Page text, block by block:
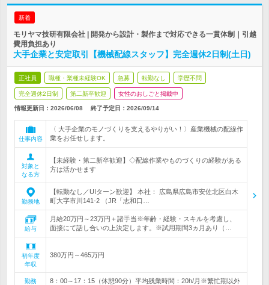
新着
モリヤマ技研有限会社 | 開発から設計・製作まで対応できる一貫体制｜引越
費用負担あり
大手企業と安定取引【機械配線スタッフ】完全週休2日制(土日)
正社員 職種・業種未経験OK 急募 転勤なし 学歴不問
完全週休2日制 第二新卒歓迎 女性のおしごと掲載中
情報更新日：2026/06/08 終了予定日： 2026/09/14
仕事内容
〈 大手企業のモノづくりを支えるやりがい！〉産業機械の配線作
業をお任せします。
対象と
なる方
【未経験・第二新卒歓迎】◇配線作業やものづくりの経験がある
方は活かせます
勤務地
【転勤なし／UIターン歓迎】 本社： 広島県広島市安佐北区白木
町大字市川141-2 （JR「志和口…
給与
月給20万円～23万円＋諸手当※年齢・経験・スキルを考慮し、
面接にて話し合いの上決定します。※試用期間3ヵ月あり（…
初年度
年収
380万円～465万円
勤務
8：00～17：15（休憩90分）平均残業時間：20h/月※繁忙期以外